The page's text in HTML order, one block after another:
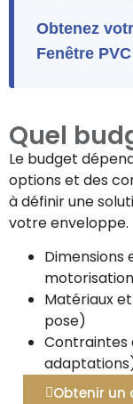
Obtenez
Fenêtre
Quel
Le budget
options et des
à définir une
votre enveloppe.
Dimensions
Matériaux
pose)
Contraintes
Obtenir un